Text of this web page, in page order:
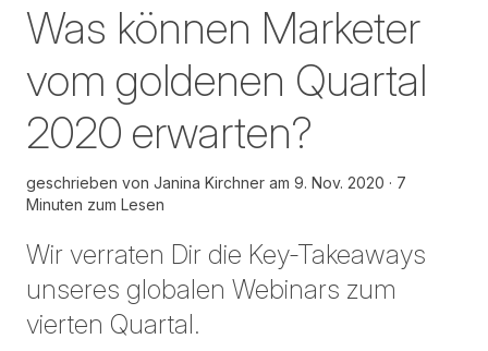
Was können Marketer
vom goldenen Quartal
2020 erwarten?
geschrieben von Janina Kirchner am 9. Nov. 2020
7
Minuten zum Lesen
Wir verraten Dir die Key-Takeaways
unseres globalen Webinars zum
vierten Quartal.